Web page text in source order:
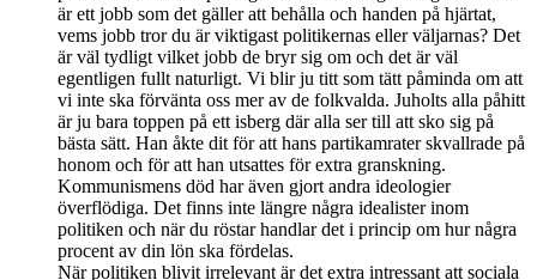
är ett jobb som det gäller att behålla och handen på hjärtat,
vems jobb tror du är viktigast politikernas eller väljarnas? Det
är väl tydligt vilket jobb de bryr sig om och det är väl
egentligen fullt naturligt. Vi blir ju titt som tätt påminda om att
vi inte ska förvänta oss mer av de folkvalda. Juholts alla påhitt
är ju bara toppen på ett isberg där alla ser till att sko sig på
bästa sätt. Han åkte dit för att hans partikamrater skvallrade på
honom och för att han utsattes för extra granskning.
Kommunismens död har även gjort andra ideologier
överflödiga. Det finns inte längre några idealister inom
politiken och när du röstar handlar det i princip om hur några
procent av din lön ska fördelas.
När politiken blivit irrelevant är det extra intressant att sociala